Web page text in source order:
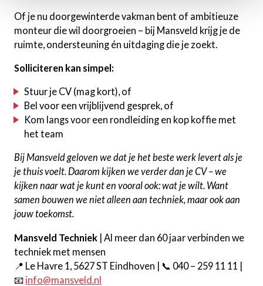
Of je nu doorgewinterde vakman bent of ambitieuze
monteur die wil doorgroeien – bij Mansveld krijg je de
ruimte, ondersteuning én uitdaging die je zoekt.
Solliciteren kan simpel:
Stuur je CV (mag kort), of
Bel voor een vrijblijvend gesprek, of
Kom langs voor een rondleiding en kop koffie met
het team
Bij Mansveld geloven we dat je het beste werk levert als je
je thuis voelt. Daarom kijken we verder dan je CV – we
kijken naar wat je kunt en vooral ook: wat je wílt. Want
samen bouwen we niet alleen aan techniek, maar ook aan
jouw toekomst.
Mansveld Techniek | Al meer dan 60 jaar verbinden we
techniek met mensen
📍 Le Havre 1, 5627 ST Eindhoven | 📞 040 – 259 11 11 |
📧 info@mansveld.nl